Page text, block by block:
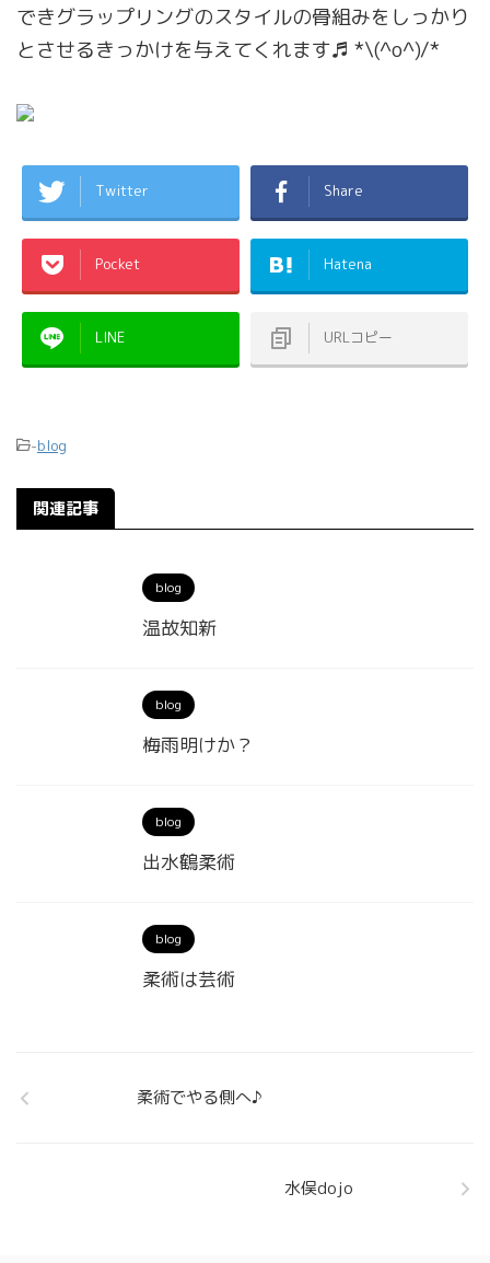
できグラップリングのスタイルの骨組みをしっかり
とさせるきっかけを与えてくれます♬ *\(^o^)/*
Twitter Share
Pocket Hatena
LINE URLコピー
-blog
関連記事
blog
温故知新
blog
梅雨明けか？
blog
出水鶴柔術
blog
柔術は芸術
柔術でやる側へ♪
水俣dojo